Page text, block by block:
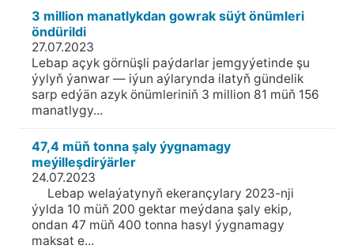
3 million manatlykdan gowrak süýt önümleri
öndürildi
27.07.2023
Lebap açyk görnüşli paýdarlar jemgyýetinde şu
ýylyň ýanwar — iýun aýlarynda ilatyň gündelik
sarp edýän azyk önümleriniň 3 million 81 müň 156
manatlygy...
47,4 müň tonna şaly ýygnamagy
meýilleşdirýärler
24.07.2023
Lebap welaýatynyň ekerançylary 2023-nji
ýylda 10 müň 200 gektar meýdana şaly ekip,
ondan 47 müň 400 tonna hasyl ýygnamagy
maksat e...